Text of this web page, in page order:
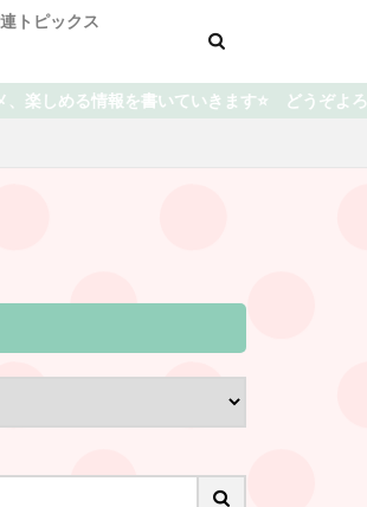
トピックス
⭐️ どうぞよろしくお願い致します😀